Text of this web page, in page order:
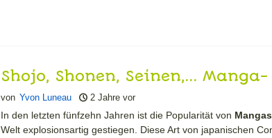
Shojo, Shonen, Seinen,... Manga-
Buchstützen erobern Shohan-
von Yvon Luneau 2 Jahre vor
In den letzten fünfzehn Jahren ist die Popularität von Mangas
Welt explosionsartig gestiegen. Diese Art von japanischen